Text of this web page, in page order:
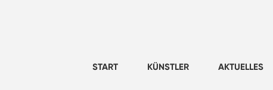
START KÜNSTLER AKTUELLES